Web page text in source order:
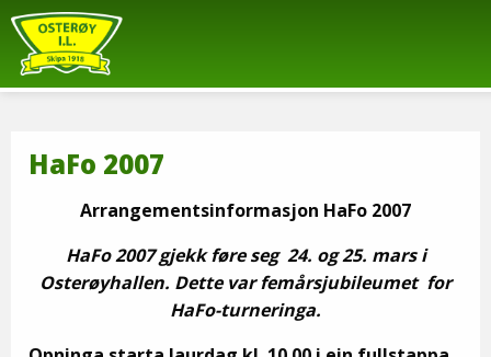
HaFo 2007
Arrangementsinformasjon HaFo 2007
HaFo 2007 gjekk føre seg 24. og 25. mars i
Osterøyhallen. Dette var femårsjubileumet for
HaFo-turneringa.